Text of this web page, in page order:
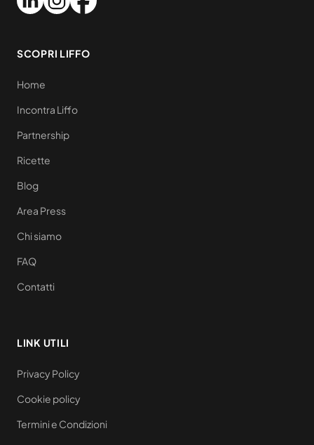
SCOPRI LIFFO
Home
Incontra Liffo
Partnership
Ricette
Blog
Area Press
Chi siamo
FAQ
Contatti
LINK UTILI
Privacy Policy
Cookie policy
Termini e Condizioni